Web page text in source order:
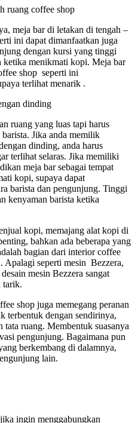
ruang coffee shop
meja bar di letakan di tengah –
ini dapat dimanfaatkan juga
dengan kursi yang tinggi
ketika menikmati kopi. Meja bar
shop seperti ini
terlihat menarik .
dinding
ruang yang luas tapi harus
Jika anda memilik
dinding, anda harus
terlihat selaras. Jika memiliki
meja bar sebagai tempat
kopi, supaya dapat
barista dan pengunjung. Tinggi
kenyaman barista ketika
kopi, memajang alat kopi di
bahkan ada beberapa yang
bagian dari interior coffee
Apalagi seperti mesin Bezzera,
mesin Bezzera sangat
tarik.
shop juga memegang peranan
terbentuk dengan sendirinya,
ruang. Membentuk suasanya
pengunjung. Bagaimana pun
berkembang di dalamnya,
lain.
ingin menggabungkan